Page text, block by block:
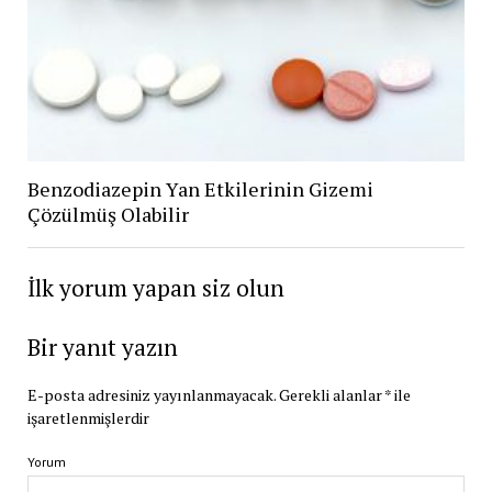
Benzodiazepin Yan Etkilerinin Gizemi
Çözülmüş Olabilir
İlk yorum yapan siz olun
Bir yanıt yazın
E-posta adresiniz yayınlanmayacak.Gerekli alanlar*ile
işaretlenmişlerdir
Yorum